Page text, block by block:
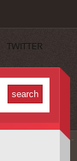
TWITTER